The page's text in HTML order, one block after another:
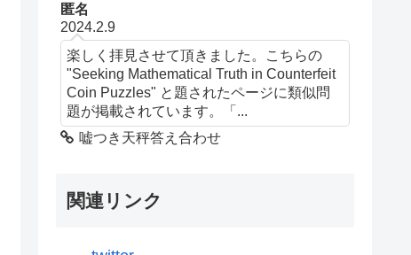
匿名
2024.2.9
楽しく拝見させて頂きました。こちらの
"Seeking Mathematical Truth in Counterfeit
Coin Puzzles" と題されたページに類似問
題が掲載されています。「...
嘘つき天秤答え合わせ
関連リンク